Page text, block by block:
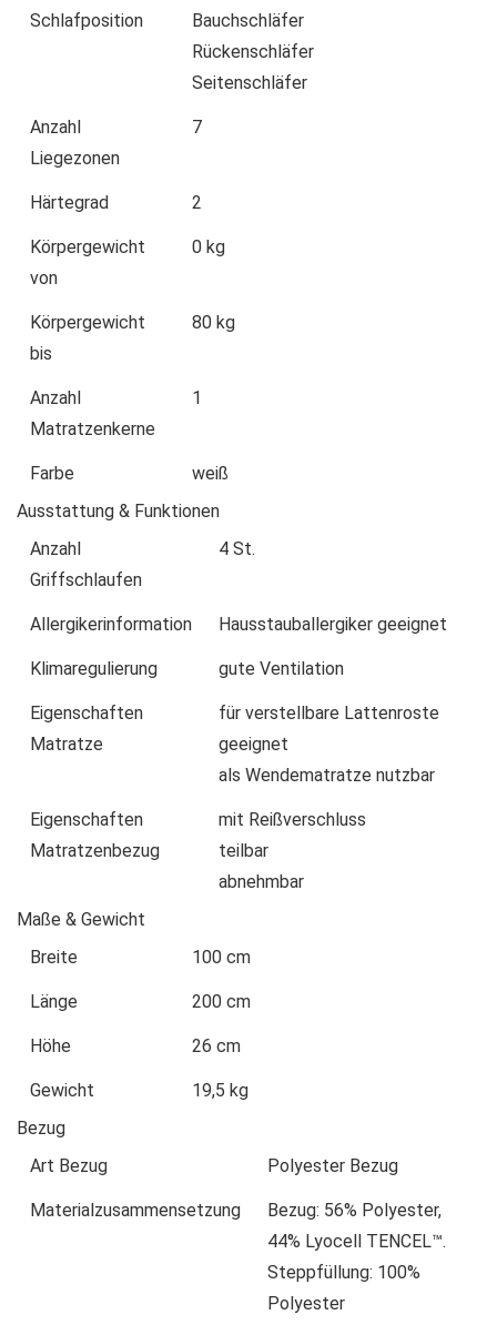
Schlafposition
Bauchschläfer
Rückenschläfer
Seitenschläfer
Anzahl
Liegezonen
7
Härtegrad 2
Körpergewicht
von
0 kg
Körpergewicht
bis
80 kg
Anzahl
Matratzenkerne
1
Farbe
weiß
Ausstattung & Funktionen
Anzahl
Griffschlaufen
4 St.
Allergikerinformation Hausstauballergiker geeignet
Klimaregulierung gute Ventilation
Eigenschaften
Matratze
für verstellbare Lattenroste
geeignet
als Wendematratze nutzbar
Eigenschaften
Matratzenbezug
mit Reißverschluss
teilbar
abnehmbar
Maße & Gewicht
Breite
100 cm
Länge 200 cm
Höhe 26 cm
Gewicht
19,5 kg
Bezug
Art Bezug
Polyester Bezug
Materialzusammensetzung
Bezug: 56% Polyester,
44% Lyocell TENCEL™.
Steppfüllung: 100%
Polyester